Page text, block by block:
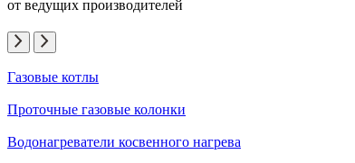
от ведущих производителей
Газовые котлы
Проточные газовые колонки
Водонагреватели косвенного нагрева